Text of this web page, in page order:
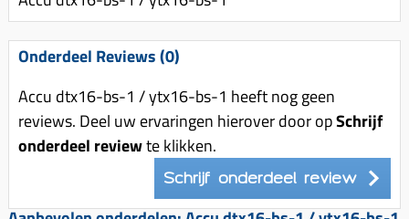
Uitlaat bocht
Radiateur (delen)
Waterpomp (delen)
V-snaren
Remsegmenten
Remklauw (delen)
Voorrem kabel
Voorvork
Voordragers
Windschermen
Zadel
Gereedschap
Onderdeel Reviews (0)
Accu dtx16-bs-1 / ytx16-bs-1 heeft nog geen
reviews. Deel uw ervaringen hierover door opSchrijf
onderdeel reviewte klikken.
Schrijf onderdeel review